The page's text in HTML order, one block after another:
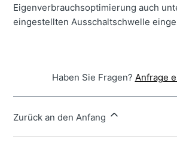
Eigenverbrauchsoptimierung auch
eingestellten Ausschaltschwelle
Haben Sie Fragen? Anfrage
Zurück an den Anfang